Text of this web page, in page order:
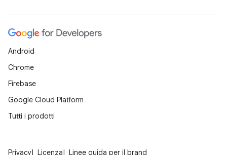
Android
Chrome
Firebase
Google Cloud Platform
Tutti i prodotti
Privacy Licenza Linee guida per il brand